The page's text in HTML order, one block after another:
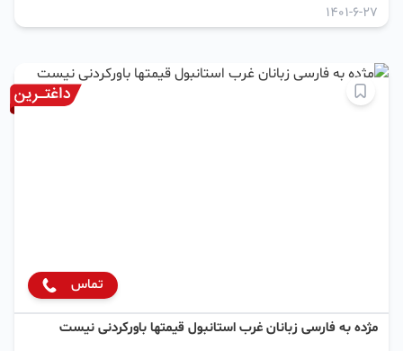
1401-6-27
تماس
مژده به فارسی زبانان غرب استانبول قیمتها باورکردنی نیست